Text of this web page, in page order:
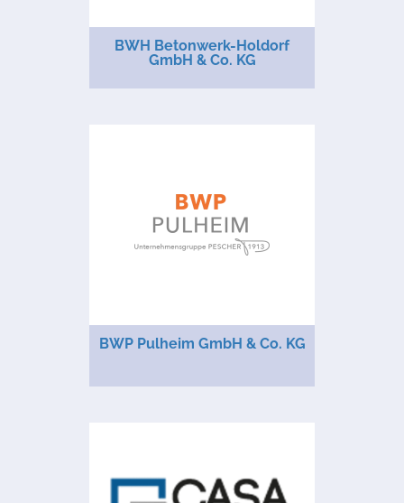
BWH Betonwerk-Holdorf
GmbH & Co. KG
BWP Pulheim GmbH & Co. KG